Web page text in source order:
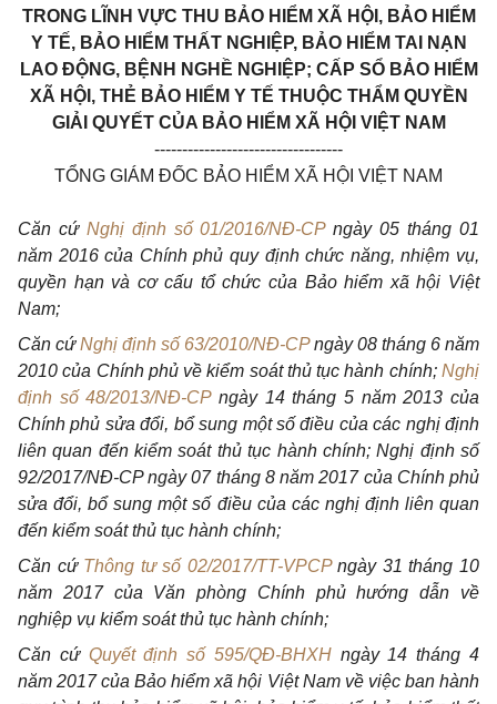
TRONG LĨNH VỰC THU BẢO HIỂM XÃ HỘI, BẢO HIỂM
Y TẾ, BẢO HIỂM THẤT NGHIỆP, BẢO HIỂM TAI NẠN
LAO ĐỘNG, BỆNH NGHỀ NGHIỆP; CẤP SỔ BẢO HIỂM
XÃ HỘI, THẺ BẢO HIỂM Y TẾ THUỘC THẨM QUYỀN
GIẢI QUYẾT CỦA BẢO HIỂM XÃ HỘI VIỆT NAM
----------------------------------
TỔNG GIÁM ĐỐC BẢO HIỂM XÃ HỘI VIỆT NAM
Căn cứ Nghị định số 01/2016/NĐ-CPngày 05 tháng 01
năm 2016 của Chính phủ quy định chức năng, nhiệm vụ,
quyền hạn và cơ cấu tổ chức của Bảo hiểm xã hội Việt
Nam;
Căn cứNghị định số 63/2010/NĐ-CPngày 08 tháng 6 năm
2010 của Chính phủ về kiểm soát thủ tục hành chính; Nghị
định số 48/2013/NĐ-CPngày 14 tháng 5 năm 2013 của
Chính phủ sửa đổi, bổ sung một số điều của các nghị định
liên quan đến kiểm soát thủ tục hành chính; Nghị định số
92/2017/NĐ-CP ngày 07 tháng 8 năm 2017 của Chính phủ
sửa đổi, bổ sung một số điều của các nghị định liên quan
đến kiểm soát thủ tục hành chính;
Căn cứ Thông tư số 02/2017/TT-VPCPngày 31 tháng 10
năm 2017 của Văn phòng Chính phủ hướng dẫn về
nghiệp vụ kiểm soát thủ tục hành chính;
Căn cứ Quyết định số 595/QĐ-BHXHngày 14 tháng 4
năm 2017 của Bảo hiểm xã hội Việt Nam về việc ban hành